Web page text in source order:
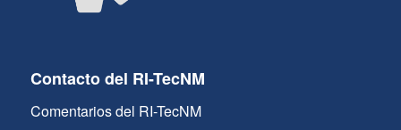
Contacto del RI-TecNM
Comentarios del RI-TecNM